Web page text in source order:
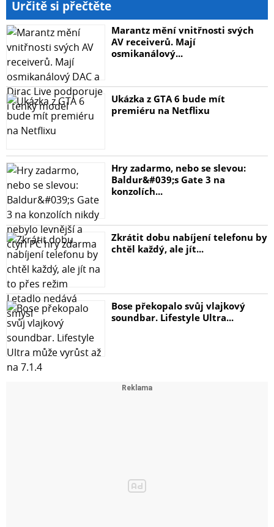
Určitě si přečtěte
Marantz mění vnitřnosti svých
AV receiverů. Mají
osmikanálový...
Ukázka z GTA 6 bude mít
premiéru na Netflixu
Hry zadarmo, nebo se slevou:
Baldur&#039;s Gate 3 na
konzolích...
Zkrátit dobu nabíjení telefonu by
chtěl každý, ale jít...
Bose překopalo svůj vlajkový
soundbar. Lifestyle Ultra...